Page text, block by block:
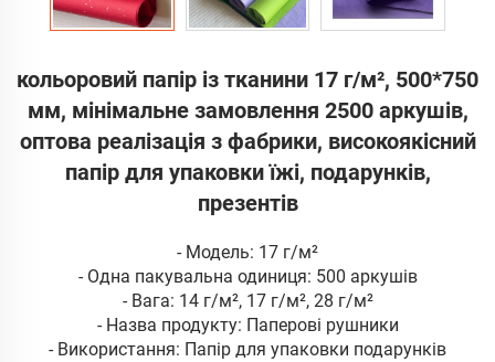
кольоровий папір із тканини 17 г/м², 500*750
мм, мінімальне замовлення 2500 аркушів,
оптова реалізація з фабрики, високоякісний
папір для упаковки їжі, подарунків,
презентів
- Модель: 17 г/м²
- Одна пакувальна одиниця: 500 аркушів
- Вага: 14 г/м², 17 г/м², 28 г/м²
- Назва продукту: Паперові рушники
- Використання: Папір для упаковки подарунків